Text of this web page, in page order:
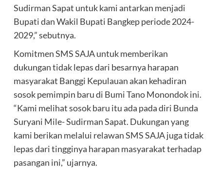
Sudirman Sapat untuk kami antarkan menjadi
Bupati dan Wakil Bupati Bangkep periode 2024-
2029,” sebutnya.
Komitmen SMS SAJA untuk memberikan
dukungan tidak lepas dari besarnya harapan
masyarakat Banggi Kepulauan akan kehadiran
sosok pemimpin baru di Bumi Tano Monondok ini.
“Kami melihat sosok baru itu ada pada diri Bunda
Suryani Mile- Sudirman Sapat. Dukungan yang
kami berikan melalui relawan SMS SAJA juga tidak
lepas dari tingginya harapan masyarakat terhadap
pasangan ini,” ujarnya.